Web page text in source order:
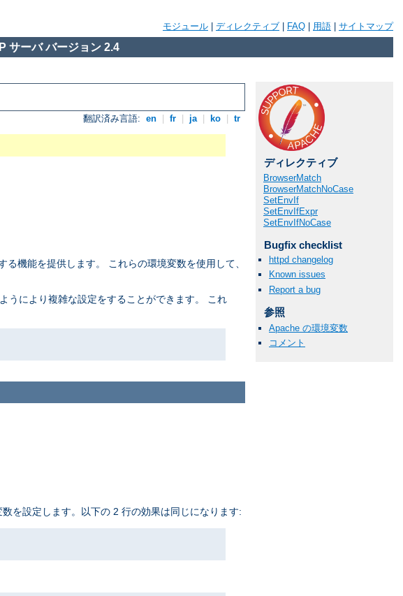
モジュール ディレクティブ FAQ 用語 サイトマップ
サーバ バージョン 2.4
翻訳済み言語: en fr ja ko tr
機能を提供します。 これらの環境変数を使用して、
うにより複雑な設定をすることができます。 これ
ディレクティブ
BrowserMatch
BrowserMatchNoCase
SetEnvIf
SetEnvIfExpr
SetEnvIfNoCase
Bugfix checklist
httpd changelog
Known issues
Report a bug
参照
Apache の環境変数
コメント
を設定します。以下の 2 行の効果は同じになります: